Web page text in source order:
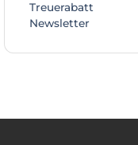
Treuerabatt
Newsletter